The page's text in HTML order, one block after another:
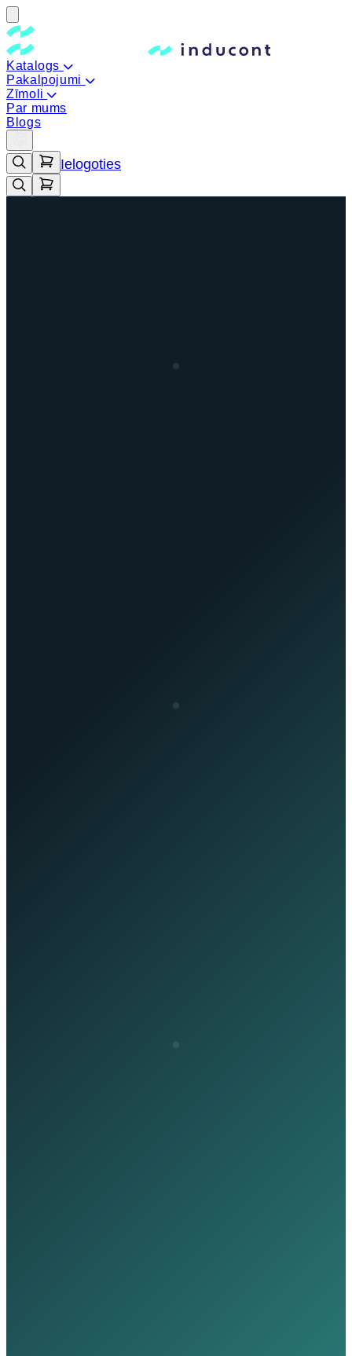
Katalogs
Pakalpojumi
Zīmoli
Par mums
Blogs
Ielogoties